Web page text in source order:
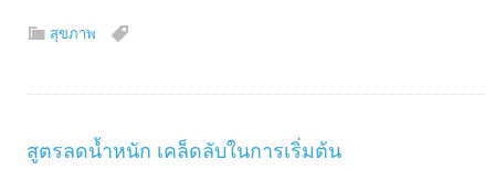
สุขภาพ
สูตรลดน้ำหนัก เคล็ดลับในการเริ่มต้น